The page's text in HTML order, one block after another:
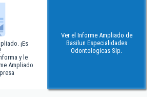
¡Es
y le
Ampliado
Ver el Informe Ampliado de
Basilun Especialidades
Odontologicas Slp.